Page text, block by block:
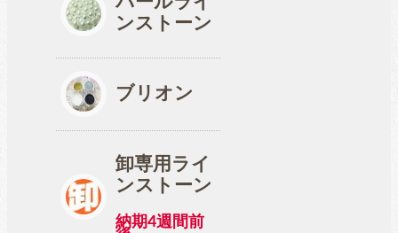
ンストーン
ブリオン
卸専用ライ
ンストーン
納期4週間前